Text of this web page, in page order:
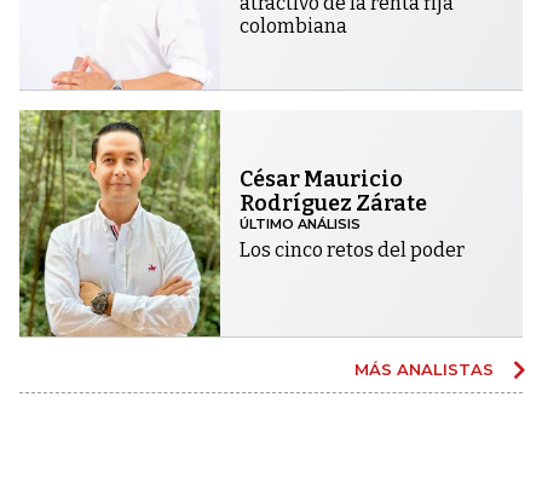
colombiana
César Mauricio
Rodríguez Zárate
ÚLTIMO ANÁLISIS
Los cinco retos del poder
MÁS ANALISTAS